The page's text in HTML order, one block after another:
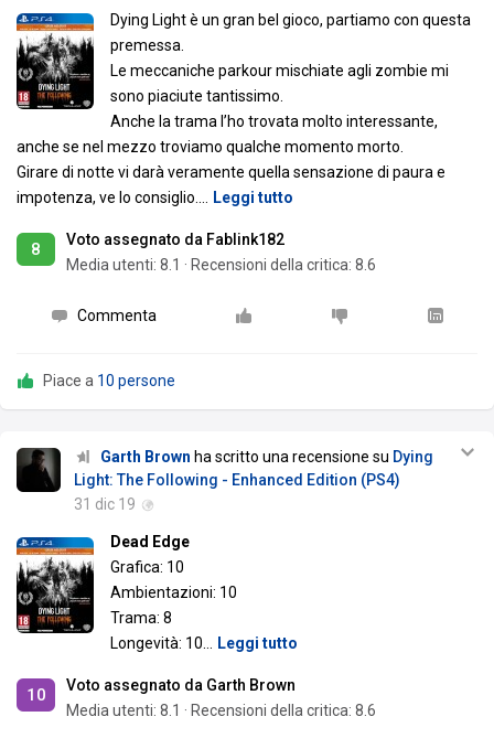
Dying Light è un gran bel gioco, partiamo con questa
premessa.
Le meccaniche parkour mischiate agli zombie mi
sono piaciute tantissimo.
Anche la trama l’ho trovata molto interessante,
anche se nel mezzo troviamo qualche momento morto.
Girare di notte vi darà veramente quella sensazione di paura e
impotenza, ve lo consiglio.
Leggi tutto
8
Voto assegnato da Fablink182
Media utenti: 8.1 · Recensioni della critica: 8.6
Commenta
Piace a 10 persone
Garth Brown ha scritto una recensione su Dying
Light: The Following - Enhanced Edition (PS4)
31 dic 19
Dead Edge
Grafica: 10
Ambientazioni: 10
Trama: 8
Longevità: 10
Leggi tutto
10
Voto assegnato da Garth Brown
Media utenti: 8.1 · Recensioni della critica: 8.6